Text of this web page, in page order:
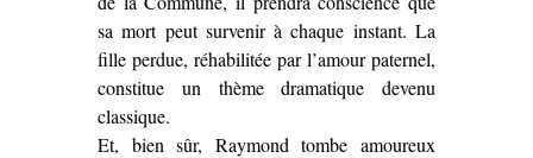
sa mort peut survenir à chaque instant. La
fille perdue, réhabilitée par l’amour paternel,
constitue un thème dramatique devenu
classique.
Et, bien sûr, Raymond tombe amoureux